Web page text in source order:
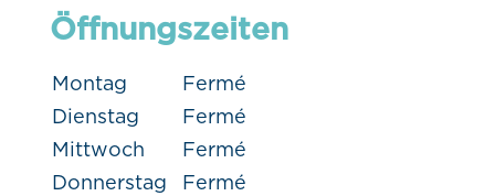
Öffnungszeiten
Montag
Fermé
Dienstag
Fermé
Mittwoch
Fermé
Donnerstag
Fermé